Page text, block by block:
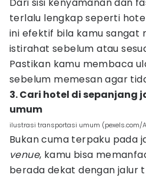
terlalu lengkap seperti
ini efektif bila kamu sangat
istirahat sebelum atau
Pastikan kamu membaca
sebelum memesan agar
3. Cari hotel di sepanjang
umum
ilustrasi transportasi umum (pexels.com/
Bukan cuma terpaku pada
venue, kamu bisa
berada dekat dengan jalur